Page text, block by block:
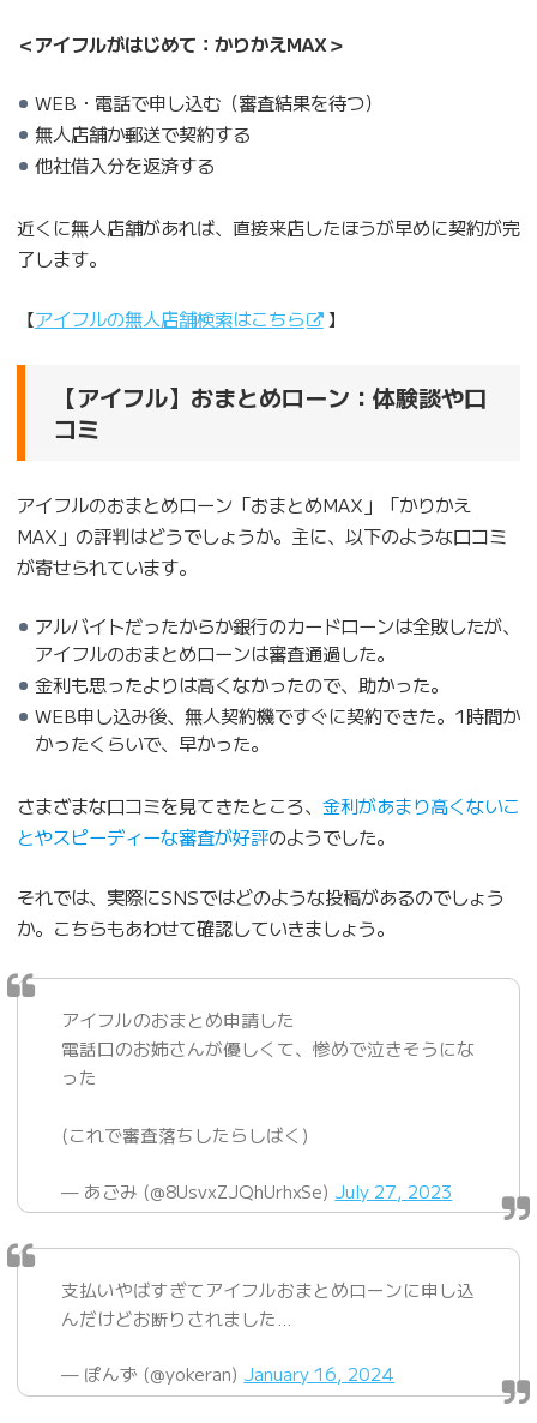
＜アイフルがはじめて：かりかえMAX＞
WEB・電話で申し込む（審査結果を待つ）
無人店舗か郵送で契約する
他社借入分を返済する
近くに無人店舗があれば、直接来店したほうが早めに契約が完
了します。
【アイフルの無人店舗検索はこちら 】
【アイフル】おまとめローン：体験談や口
コミ
アイフルのおまとめローン「おまとめMAX」「かりかえ
MAX」の評判はどうでしょうか。主に、以下のような口コミ
が寄せられています。
アルバイトだったからか銀行のカードローンは全敗したが、
アイフルのおまとめローンは審査通過した。
金利も思ったよりは高くなかったので、助かった。
WEB申し込み後、無人契約機ですぐに契約できた。1時間か
かったくらいで、早かった。
さまざまな口コミを見てきたところ、 金利があまり高くないこ
とやスピーディーな審査が好評のようでした。
それでは、実際にSNSではどのような投稿があるのでしょう
か。こちらもあわせて確認していきましょう。
アイフルのおまとめ申請した
電話口のお姉さんが優しくて、惨めで泣きそうにな
った
(これで審査落ちしたらしばく)
— あごみ (@8UsvxZJQhUrhxSe) July 27, 2023
支払いやばすぎてアイフルおまとめローンに申し込
んだけどお断りされました…
— ぽんず (@yokeran) January 16, 2024